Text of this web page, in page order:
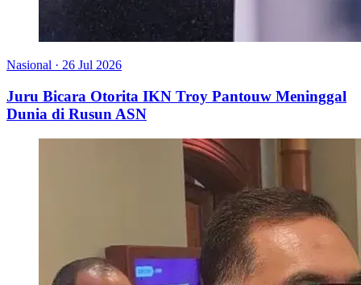
Nasional · 26 Jul 2026
Juru Bicara Otorita IKN Troy Pantouw Meninggal
Dunia di Rusun ASN